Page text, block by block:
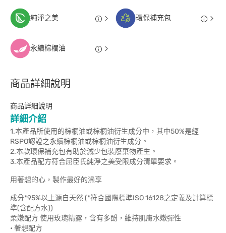
純淨之美 環保補充包
永續棕櫚油
商品詳細說明
商品詳細說明
詳細介紹
1.本產品所使用的棕櫚油或棕櫚油衍生成分中，其中50%是經
RSPO認證之永續棕櫚油或棕櫚油衍生成分。
2.本款環保補充包有助於減少包裝廢棄物產生。
3.本產品配方符合屈臣氏純淨之美受限成分清單要求。
用著想的心，製作最好的澡享
成分*95%以上源自天然 (*符合國際標準ISO 16128之定義及計算標
準(含配方水))
柔嫩配方 使用玫瑰精露，含有多酚，維持肌膚水嫩彈性
• 著想配方